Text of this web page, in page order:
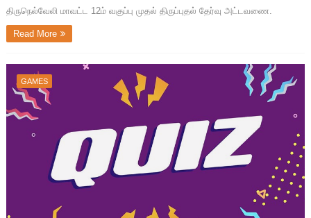
திருநெல்வேலி மாவட்ட 12ம் வகுப்பு முதல் திருப்புதல் தேர்வு அட்டவணை.
Read More
GAMES